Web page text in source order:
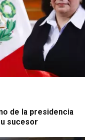
de la presidencia
sucesor